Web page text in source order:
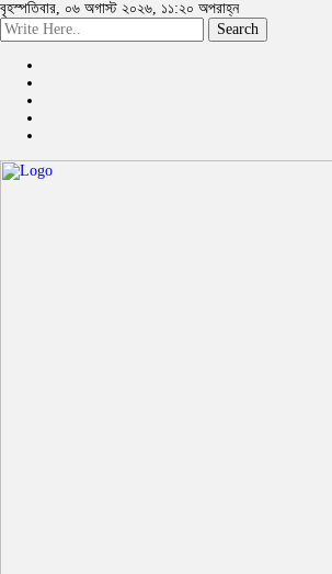
বৃহস্পতিবার, ০৬ অগাস্ট ২০২৬, ১১:২০ অপরাহ্ন
Search